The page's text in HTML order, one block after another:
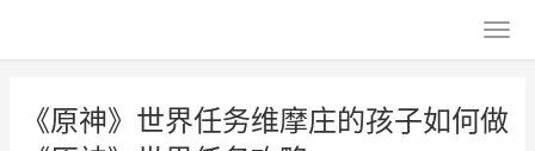
《原神》世界任务维摩庄的孩子如何做